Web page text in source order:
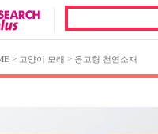
> 고양이 모래 > 응고형 천연소재